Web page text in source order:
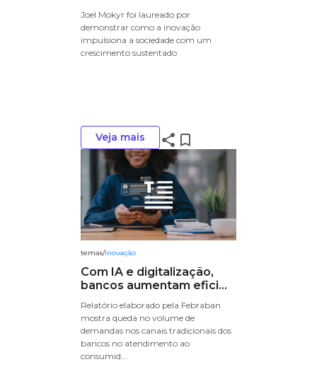
Joel Mokyr foi laureado por
demonstrar como a inovação
impulsiona a sociedade com um
crescimento sustentado
Veja mais share bookmark_border
temas/Inovação
Com IA e digitalização,
bancos aumentam efici...
Relatório elaborado pela Febraban
mostra queda no volume de
demandas nos canais tradicionais dos
bancos no atendimento ao
consumid...